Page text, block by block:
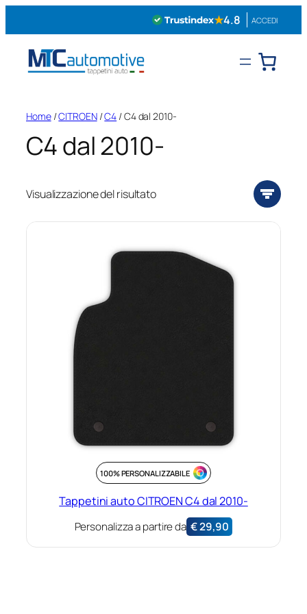
★4.8 ACCEDI
Home/CITROEN/C4 / C4 dal 2010-
C4 dal 2010-
Visualizzazione del risultato
100% PERSONALIZZABILE
Tappetini auto CITROEN C4 dal 2010-
Personalizza a partire da €29,90